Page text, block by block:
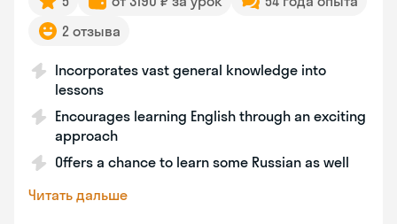
2 отзыва
Incorporates vast general knowledge into
lessons
Encourages learning English through an exciting
approach
Offers a chance to learn some Russian as well
Читать дальше